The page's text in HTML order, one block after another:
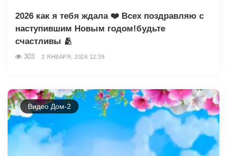
2026 как я тебя ждала ❤️ Всех поздравляю с
наступившим Новым годом!будьте
счастливы 🫂
303 2 ЯНВАРЯ, 2026 12:39
Видео Дом-2